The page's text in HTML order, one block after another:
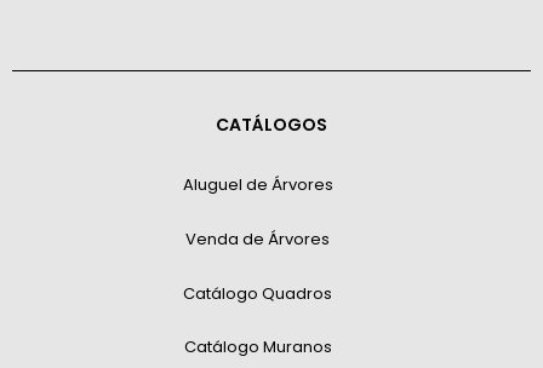
CATÁLOGOS
Aluguel de Árvores
Venda de Árvores
Catálogo Quadros
Catálogo Muranos